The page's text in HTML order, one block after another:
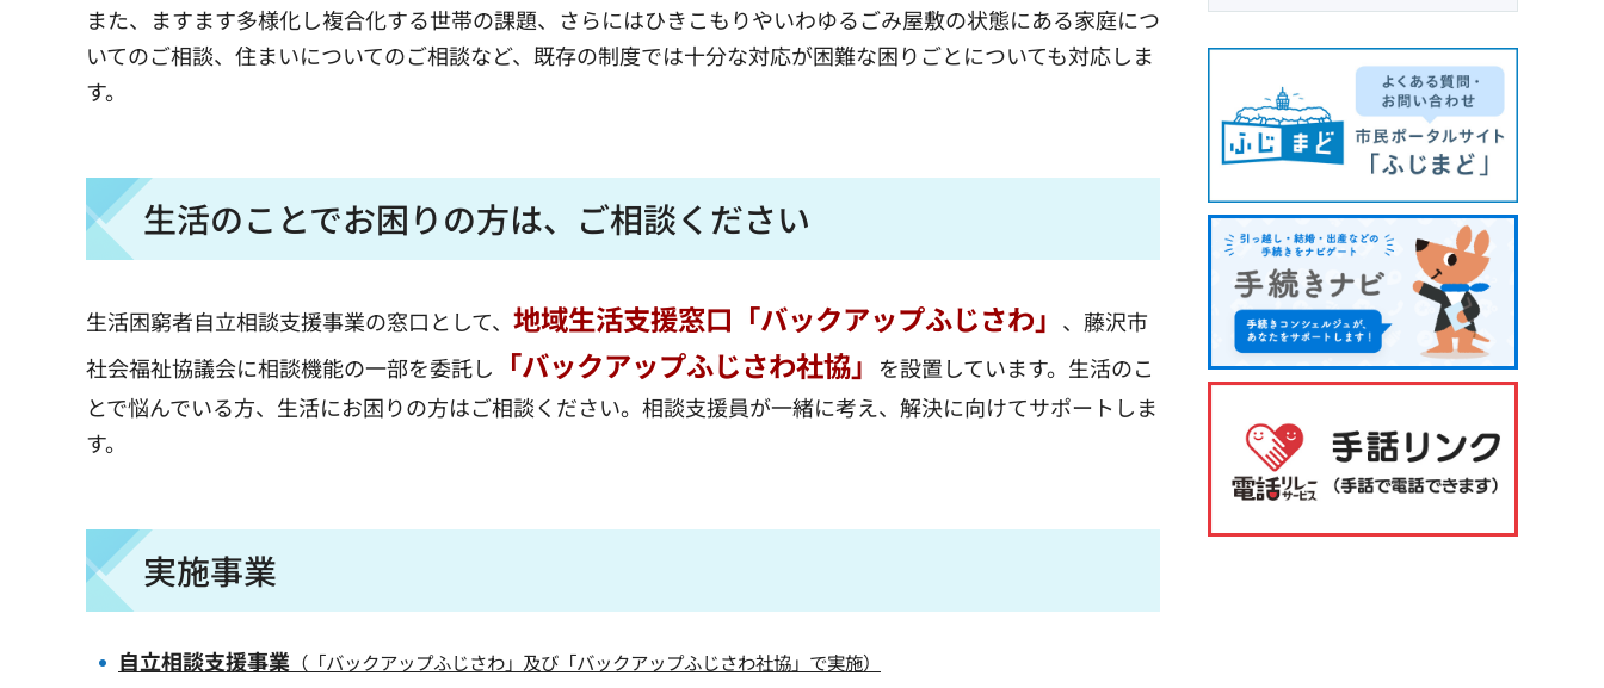
また、ますます多様化し複合化する世帯の課題、さらにはひきこもりやいわゆるごみ屋敷の状態にある家庭につ
いてのご相談、住まいについてのご相談など、既存の制度では十分な対応が困難な困りごとについても対応しま
す。
生活のことでお困りの方は、ご相談ください
生活困窮者自立相談支援事業の窓口として、 地域生活支援窓口「バックアップふじさわ」 、藤沢市
社会福祉協議会に相談機能の一部を委託し
「バックアップふじさわ社協」
を設置しています。生活のこ
とで悩んでいる方、生活にお困りの方はご相談ください。相談支援員が一緒に考え、解決に向けてサポートしま
す。
実施事業
自立相談支援事業 （「バックアップふじさわ」及び「バックアップふじさわ社協」で実施）